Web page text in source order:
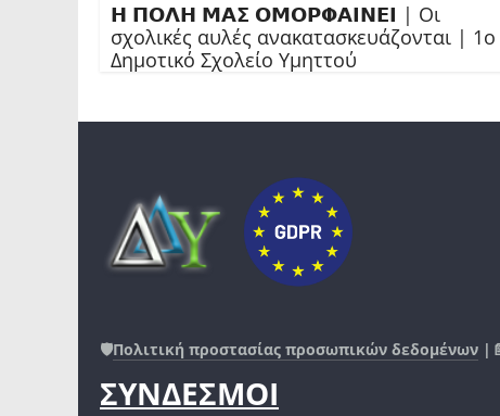
𝝜 𝝥𝝤𝝠𝝜 𝝡𝝖𝝨 𝝤𝝡𝝤𝝦𝝫𝝖𝝞𝝢𝝚𝝞 | Οι
σχολικές αυλές ανακατασκευάζονται | 1ο
Δημοτικό Σχολείο Υμηττού
🛡️Πολιτική προστασίας προσωπικών δεδομένων
ΣΥΝΔΕΣΜΟΙ